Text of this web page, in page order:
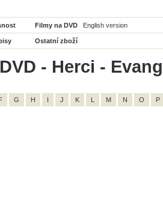
Filmy na DVD English version
Ostatní zboží
- Herci -
G H I J K L M N O P